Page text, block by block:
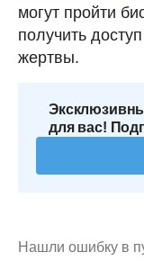
могут пройти
получить
жертвы.
для вас!
Нашли ошибку в